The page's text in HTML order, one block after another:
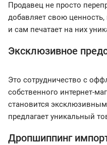
Продавец не просто
добавляет свою
и сам печатает на них
Эксклюзивное
Это сотрудничество с
собственного интернет-
становится
предлагает уникальный
Дропшиппинг